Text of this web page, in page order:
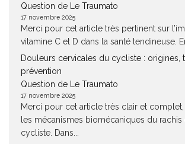
Question de Le Traumato
17 novembre 2025
Merci pour cet article très pertinent sur
vitamine C et D dans la santé tendineuse. En
Douleurs cervicales du cycliste : origines,
prévention
Question de Le Traumato
17 novembre 2025
Merci pour cet article très clair et
les mécanismes biomécaniques du
cycliste. Dans...